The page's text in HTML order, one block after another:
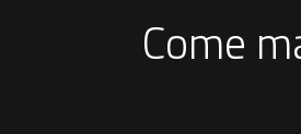
Come